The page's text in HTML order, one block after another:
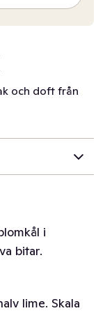
och doft från
i
bitar.
lime. Skala